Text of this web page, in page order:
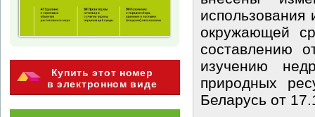
Купить этот номер
в электронном виде
окружающей
составлению
изучению
природных
Беларусь от